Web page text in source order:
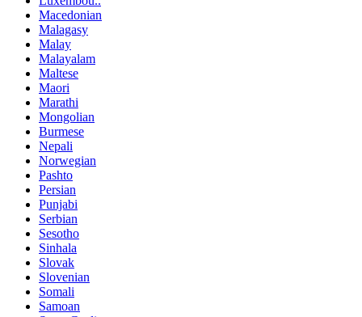
Macedonian
Malagasy
Malay
Malayalam
Maltese
Maori
Marathi
Mongolian
Burmese
Nepali
Norwegian
Pashto
Persian
Punjabi
Serbian
Sesotho
Sinhala
Slovak
Slovenian
Somali
Samoan